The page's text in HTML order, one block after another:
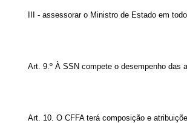
III - assessorar o Ministro de Estado em
Art. 9.º À SSN compete o desempenho das
Art. 10. O CFFA terá composição e